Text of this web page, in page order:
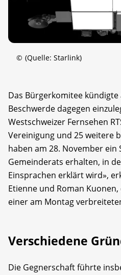
© (Quelle: Starlink)
Das Bürgerkomitee
Beschwerde dagegen
Westschweizer Fernsehen
Vereinigung und 25 weitere
haben am 28. November ein
Gemeinderats erhalten, in
Einsprachen erklärt wird»,
Etienne und Roman
einer am Montag
Verschiedene
Die Gegnerschaft führte